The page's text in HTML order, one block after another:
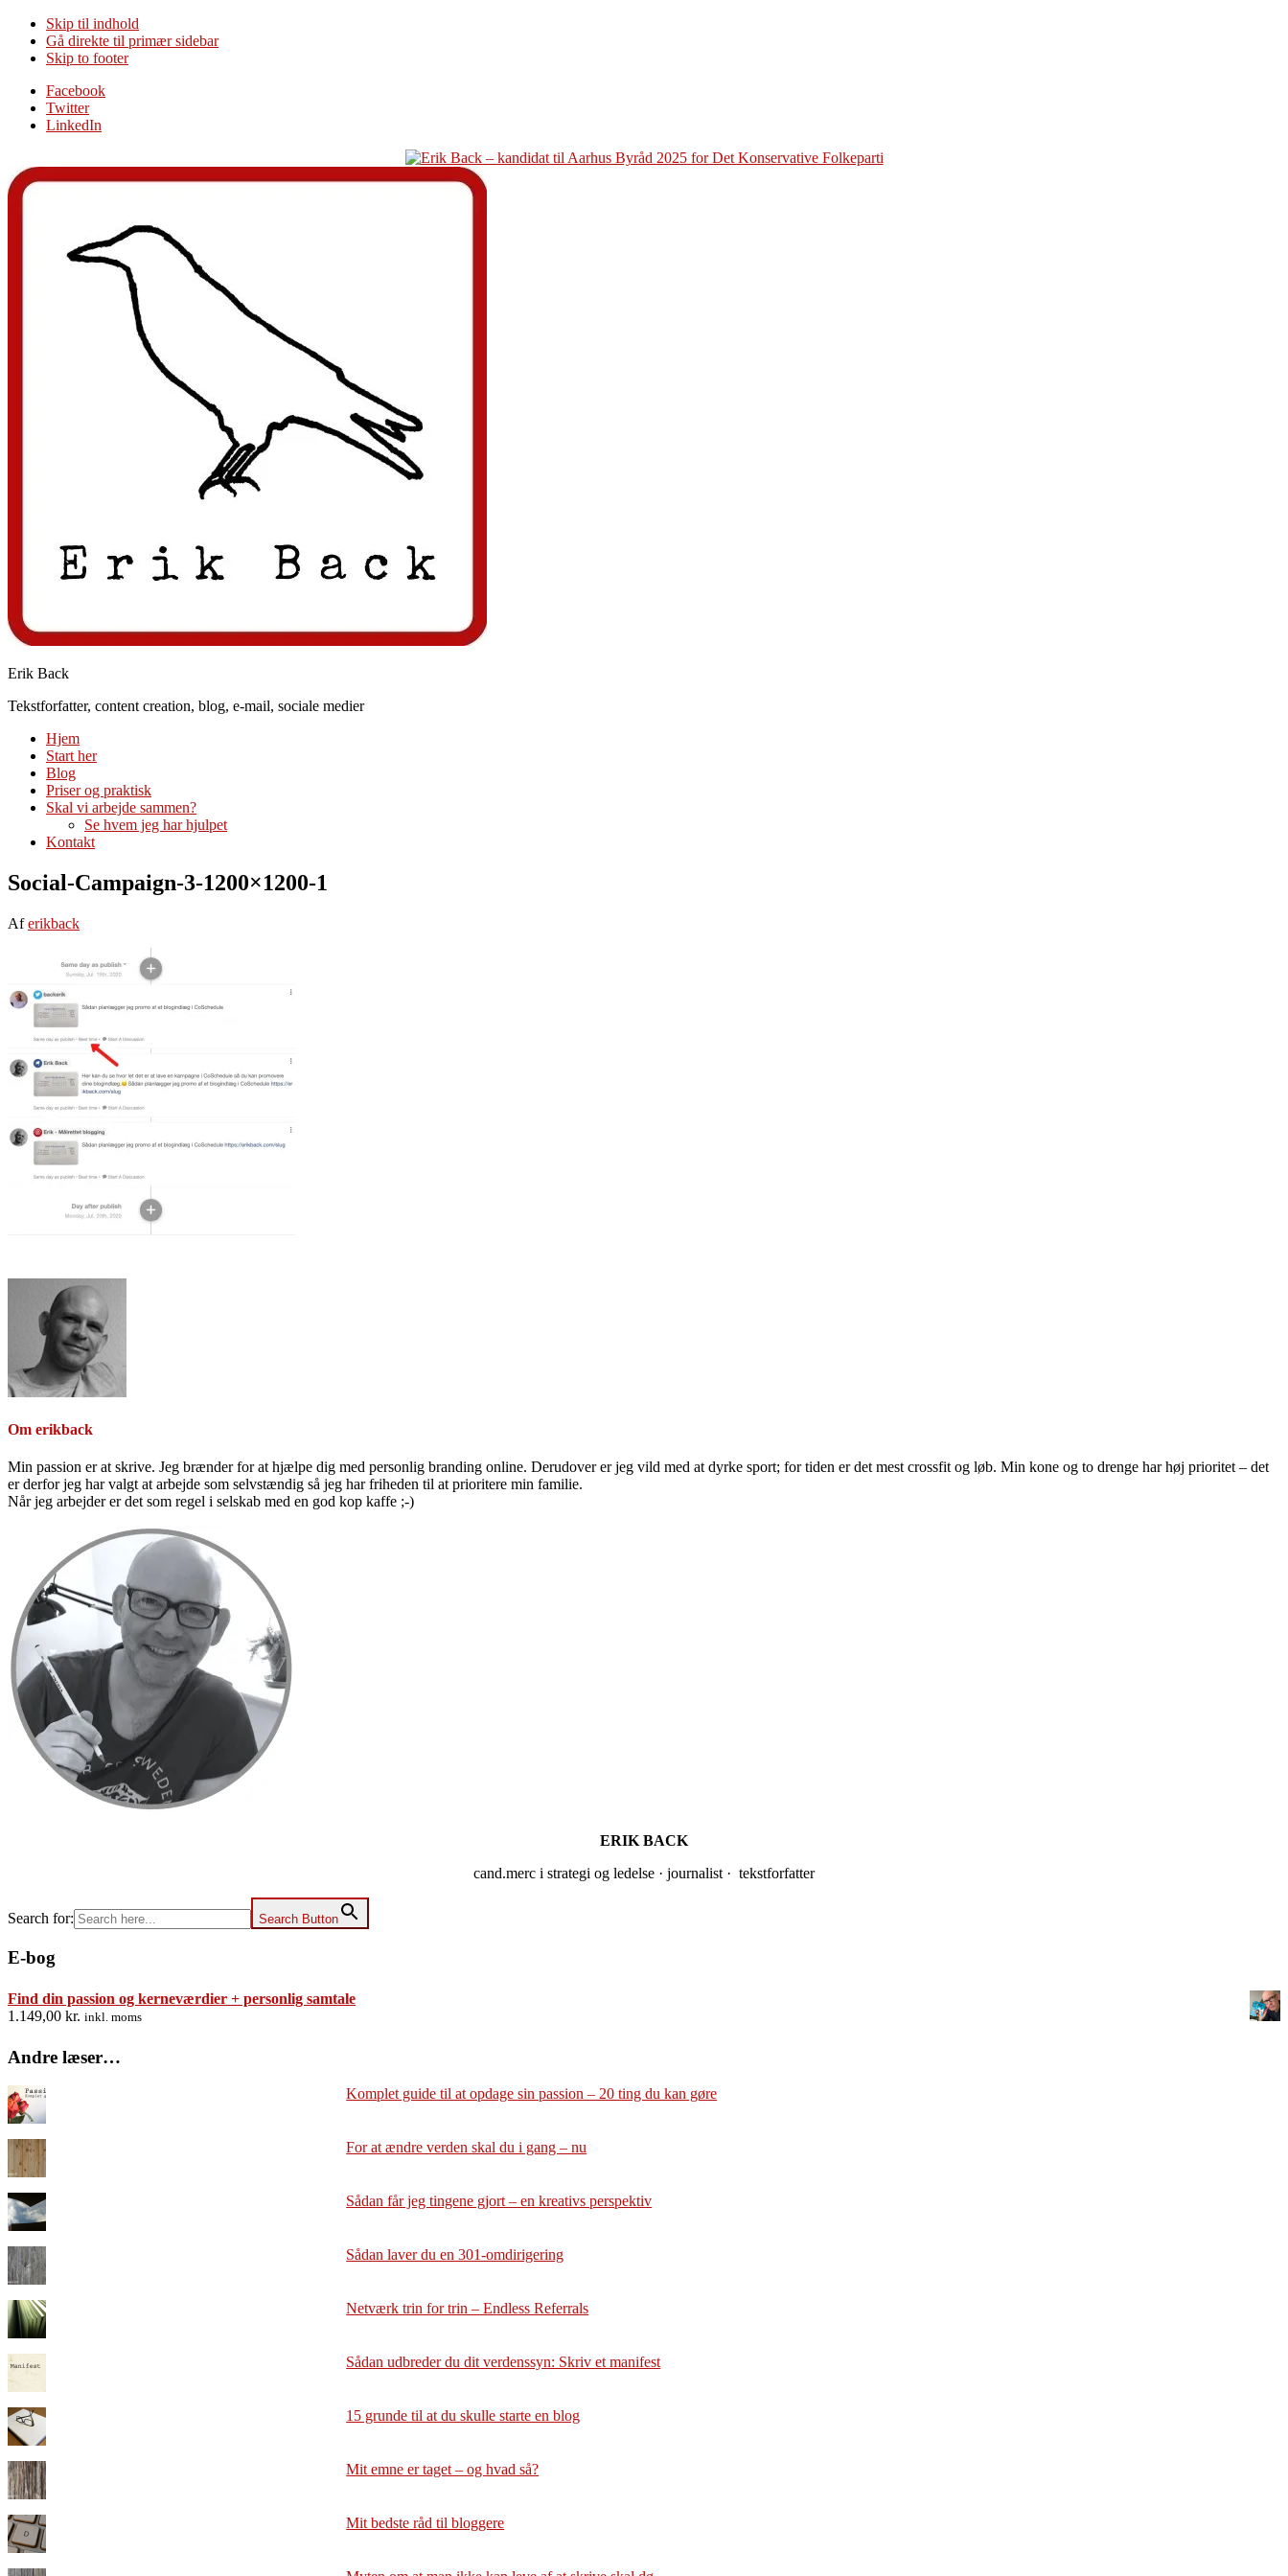
Skip til indhold
Gå direkte til primær sidebar
Skip to footer
Additional
menu
Facebook
Twitter
LinkedIn
Erik Back
Tekstforfatter, content creation, blog, e-mail, sociale medier
Hjem
Start her
Blog
Priser og praktisk
Skal vi arbejde sammen?
Se hvem jeg har hjulpet
Kontakt
Social-Campaign-3-1200×1200-1
Aferikback
Om erikback
Min passion er at skrive. Jeg brænder for at hjælpe dig med personlig branding online. Derudover er jeg vild med at dyrke sport; for tiden er det mest crossfit og løb. Min kone og to drenge har høj prioritet – det
er derfor jeg har valgt at arbejde som selvstændig så jeg har friheden til at prioritere min familie.
Når jeg arbejder er det som regel i selskab med en god kop kaffe ;-)
Sidebar
ERIK BACK
cand.merc i strategi og ledelse · journalist · tekstforfatter
Search for: Search Button
E-bog
Find din passion og kerneværdier + personlig samtale
1.149,00 kr. inkl. moms
Andre læser…
Komplet guide til at opdage sin passion – 20 ting du kan gøre
For at ændre verden skal du i gang – nu
Sådan får jeg tingene gjort – en kreativs perspektiv
Sådan laver du en 301-omdirigering
Netværk trin for trin – Endless Referrals
Sådan udbreder du dit verdenssyn: Skriv et manifest
15 grunde til at du skulle starte en blog
Mit emne er taget – og hvad så?
Mit bedste råd til bloggere